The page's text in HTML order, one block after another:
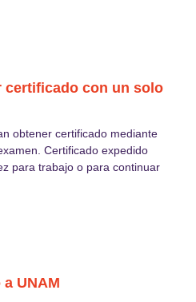
certificado con un solo
obtener certificado mediante
Certificado expedido
para trabajo o para continuar
UNAM